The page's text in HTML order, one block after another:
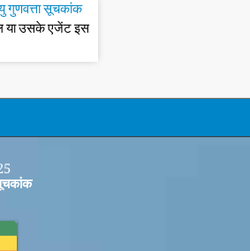
गुणवत्ता सूचकांक
या उसके एजेंट इस